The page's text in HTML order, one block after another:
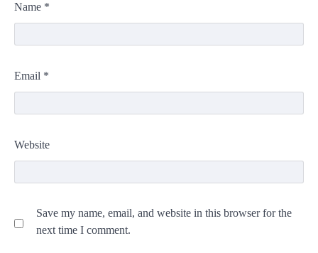
Name *
Email *
Website
Save my name, email, and website in this browser for the
next time I comment.